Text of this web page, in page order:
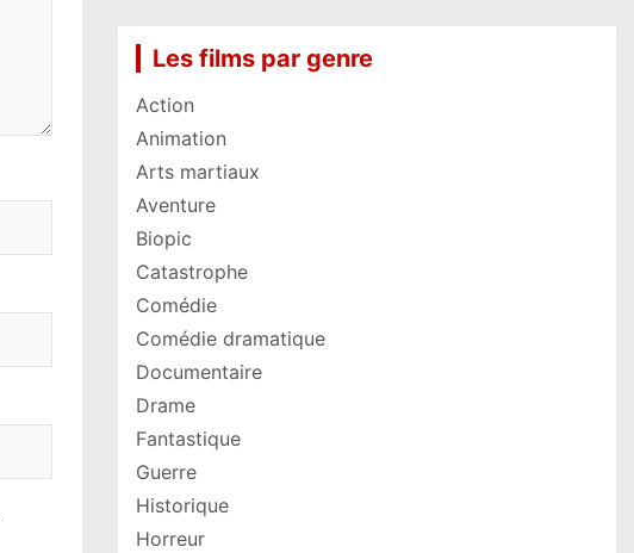
Les films par genre
Action
Animation
Arts martiaux
Aventure
Biopic
Catastrophe
Comédie
Comédie dramatique
Documentaire
Drame
Fantastique
Guerre
Historique
Horreur